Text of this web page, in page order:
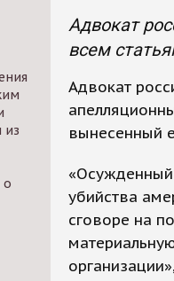
из
о
Адвокат
всем
Адвокат
вынесенный
убийства
сговоре на